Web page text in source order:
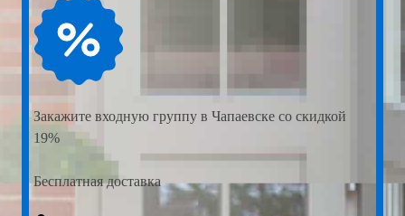
Закажите входную группу в Чапаевске со скидкой
19%
Бесплатная доставка